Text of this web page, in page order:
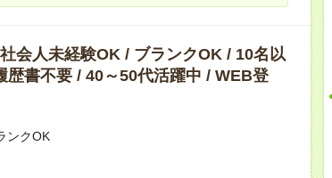
会人未経験OK / ブランクOK / 10名以
歴書不要 / 40～50代活躍中 / WEB登
ンクOK